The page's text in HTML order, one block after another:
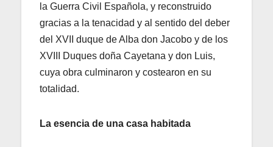
la Guerra Civil Española, y reconstruido
gracias a la tenacidad y al sentido del deber
del XVII duque de Alba don Jacobo y de los
XVIII Duques doña Cayetana y don Luis,
cuya obra culminaron y costearon en su
totalidad.
La esencia de una casa habitada